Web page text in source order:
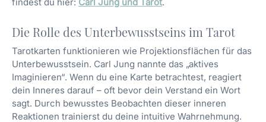
findest du hier: Carl Jung und Tarot.
Die Rolle des Unterbewusstseins im Tarot
Tarotkarten funktionieren wie Projektionsflächen für das
Unterbewusstsein. Carl Jung nannte das „aktives
Imaginieren“. Wenn du eine Karte betrachtest, reagiert
dein Inneres darauf – oft bevor dein Verstand ein Wort
sagt. Durch bewusstes Beobachten dieser inneren
Reaktionen trainierst du deine intuitive Wahrnehmung.